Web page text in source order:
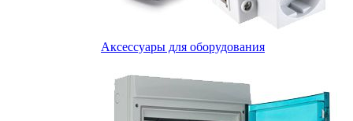
Аксессуары для оборудования